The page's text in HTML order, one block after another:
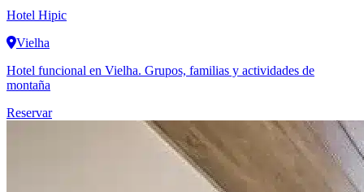
Hotel Hipic
Vielha
Hotel funcional en Vielha. Grupos, familias y actividades de
montaña
Reservar